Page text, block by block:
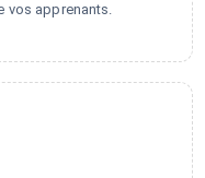
vos apprenants.